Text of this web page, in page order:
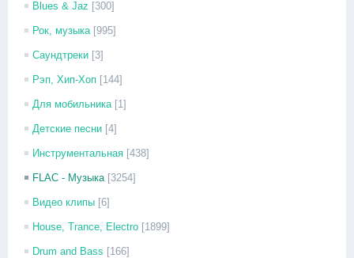
Blues & Jaz [300]
Рок, музыка [995]
Саундтреки [3]
Рэп, Хип-Хоп [144]
Для мобильника [1]
Детские песни [4]
Инструментальная [438]
FLAC - Музыка [3254]
Видео клипы [6]
House, Trance, Electro [1899]
Drum and Bass [166]